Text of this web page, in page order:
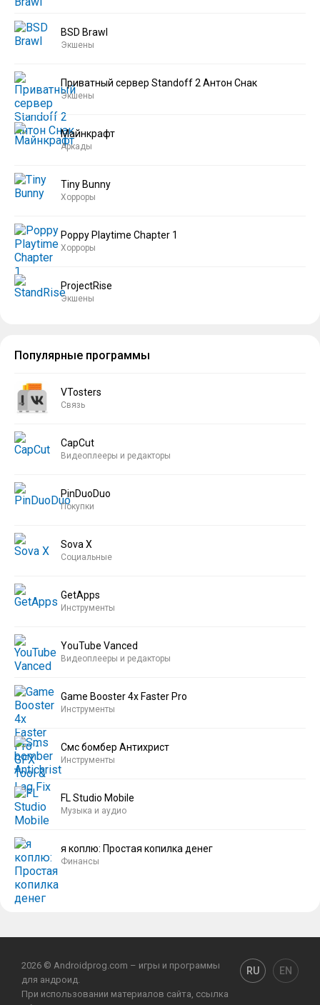
BSD Brawl
Экшены
Приватный сервер Standoff 2 Антон Снак
Экшены
Майнкрафт
Аркады
Tiny Bunny
Хорроры
Poppy Playtime Chapter 1
Хорроры
ProjectRise
Экшены
Популярные программы
VTosters
Связь
CapCut
Видеоплееры и редакторы
PinDuoDuo
Покупки
Sova X
Социальные
GetApps
Инструменты
YouTube Vanced
Видеоплееры и редакторы
Game Booster 4x Faster Pro
Инструменты
Смс бомбер Антихрист
Инструменты
FL Studio Mobile
Музыка и аудио
я коплю: Простая копилка денег
Финансы
2026 © Androidprog.com – игры и программы
для андроид.
При использовании материалов сайта, ссылка
RU EN